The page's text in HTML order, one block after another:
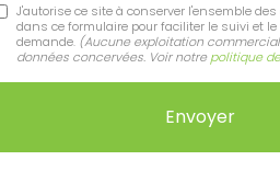
J'autorise ce site à conserver l'ensemble
dans ce formulaire pour faciliter le suivi et
demande. (Aucune exploitation
données concervées. Voir notre politique